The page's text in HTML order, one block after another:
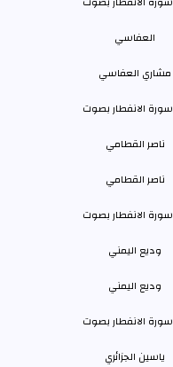
مشاري العفاسي
ناصر القطامي
وديع اليمني